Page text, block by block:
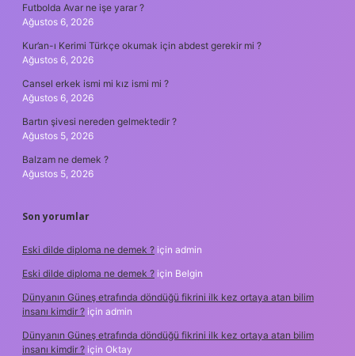
Futbolda Avar ne işe yarar ?
Ağustos 6, 2026
Kur’an-ı Kerimi Türkçe okumak için abdest gerekir mi ?
Ağustos 6, 2026
Cansel erkek ismi mi kız ismi mi ?
Ağustos 6, 2026
Bartın şivesi nereden gelmektedir ?
Ağustos 5, 2026
Balzam ne demek ?
Ağustos 5, 2026
Son yorumlar
Eski dilde diploma ne demek ? için admin
Eski dilde diploma ne demek ? için Belgin
Dünyanın Güneş etrafında döndüğü fikrini ilk kez ortaya atan bilim
insanı kimdir ? için admin
Dünyanın Güneş etrafında döndüğü fikrini ilk kez ortaya atan bilim
insanı kimdir ? için Oktay